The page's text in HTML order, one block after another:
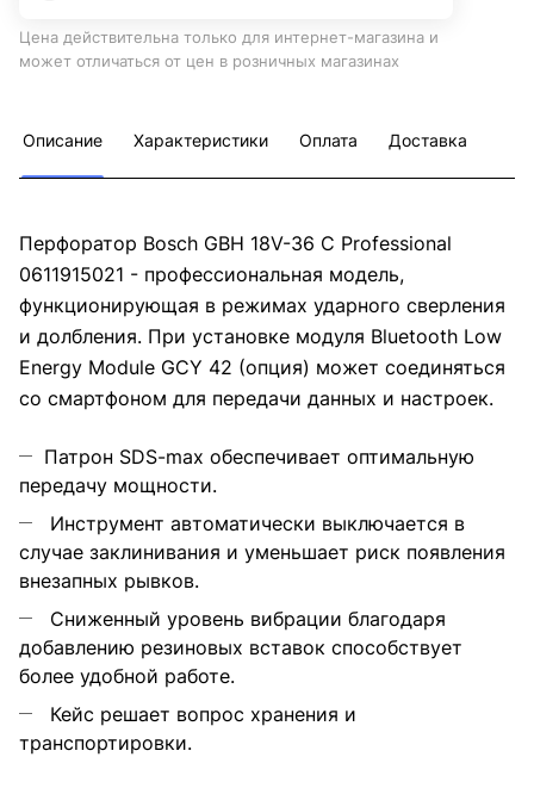
Цена действительна только для интернет-магазина и
может отличаться от цен в розничных магазинах
Описание Характеристики Оплата Доставка
Перфоратор Bosch GBH 18V-36 C Professional
0611915021 - профессиональная модель,
функционирующая в режимах ударного сверления
и долбления. При установке модуля Bluetooth Low
Energy Module GCY 42 (опция) может соединяться
со смартфоном для передачи данных и настроек.
Патрон SDS-max обеспечивает оптимальную
передачу мощности.
Инструмент автоматически выключается в
случае заклинивания и уменьшает риск появления
внезапных рывков.
Сниженный уровень вибрации благодаря
добавлению резиновых вставок способствует
более удобной работе.
Кейс решает вопрос хранения и
транспортировки.